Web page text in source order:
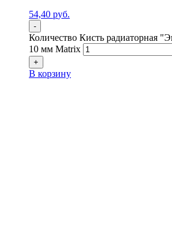
54,40 руб.
-
Количество Кисть радиаторная
10 мм Matrix
+
В корзину